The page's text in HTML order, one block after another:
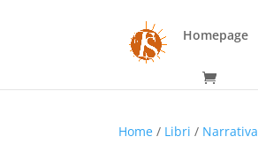
Homepage
Home / Libri / Narrativa